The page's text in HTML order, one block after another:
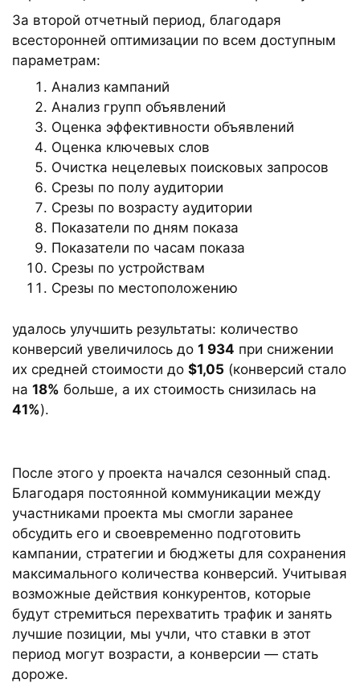
За второй отчетный период, благодаря
всесторонней оптимизации по всем доступным
параметрам:
Анализ кампаний
Анализ групп объявлений
Оценка эффективности объявлений
Оценка ключевых слов
Очистка нецелевых поисковых запросов
Срезы по полу аудитории
Срезы по возрасту аудитории
Показатели по дням показа
Показатели по часам показа
Срезы по устройствам
Срезы по местоположению
удалось улучшить результаты: количество
конверсий увеличилось до 1 934 при снижении
их средней стоимости до $1,05 (конверсий стало
на 18% больше, а их стоимость снизилась на
41%).
После этого у проекта начался сезонный спад.
Благодаря постоянной коммуникации между
участниками проекта мы смогли заранее
обсудить его и своевременно подготовить
кампании, стратегии и бюджеты для сохранения
максимального количества конверсий. Учитывая
возможные действия конкурентов, которые
будут стремиться перехватить трафик и занять
лучшие позиции, мы учли, что ставки в этот
период могут возрасти, а конверсии — стать
дороже.